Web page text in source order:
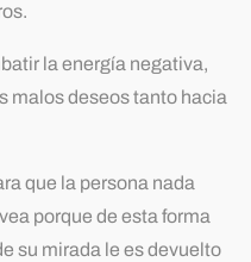
la energía negativa,
malos deseos tanto hacia
que la persona nada
porque de esta forma
su mirada le es devuelto